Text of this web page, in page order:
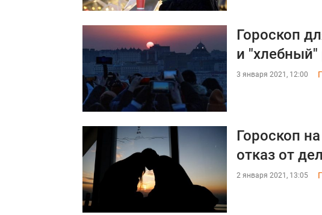
Гороскоп
и "хлебный"
3 января 2021, 12:00
Гороскоп
отказ от дел
2 января 2021, 13:05